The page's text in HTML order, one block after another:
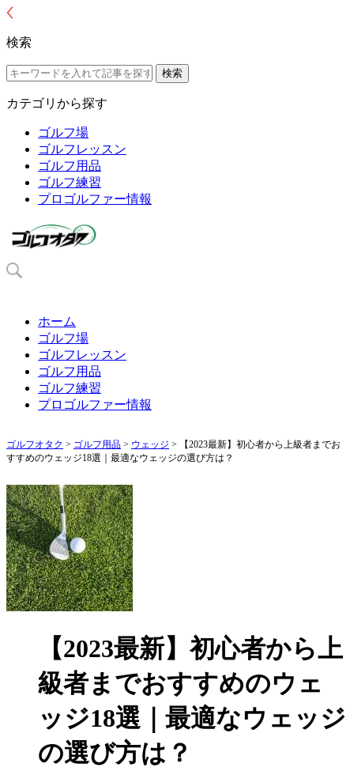
検索
カテゴリから探す
ゴルフ場
ゴルフレッスン
ゴルフ用品
ゴルフ練習
プロゴルファー情報
ホーム
ゴルフ場
ゴルフレッスン
ゴルフ用品
ゴルフ練習
プロゴルファー情報
ゴルフオタク > ゴルフ用品 > ウェッジ >
【2023最新】初心者から上級者までお
すすめのウェッジ18選｜最適なウェッジの選び方は？
【2023最新】初心者から上
級者までおすすめのウェ
ッジ18選｜最適なウェッジ
の選び方は？